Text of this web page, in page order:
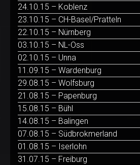
24.10.15 – Koblenz
23.10.15 – CH-Basel/Pratteln
22.10.15 – Nürnberg
03.10.15 – NL-Oss
02.10.15 – Unna
11.09.15 – Wardenburg
29.08.15 – Wolfsburg
21.08.15 – Papenburg
15.08.15 – Bühl
14.08.15 – Balingen
07.08.15 – Südbrokmerland
01.08.15 – Iserlohn
31.07.15 – Freiburg